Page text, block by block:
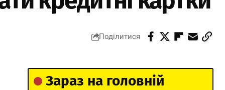
Поділитися
Зараз на головній